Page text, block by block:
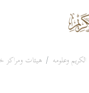
وعلومه هيئات ومراكز